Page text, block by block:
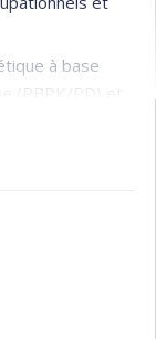
à base
(PBPK/PD) et
des